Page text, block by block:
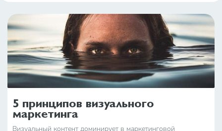
5 принципов визуального
маркетинга
Визуальный контент доминирует в маркетинговой